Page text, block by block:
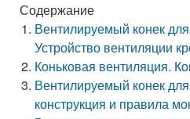
Содержание
Вентилируемый конек
Устройство вентиляции
Коньковая вентиляция.
Вентилируемый конек
конструкция и правила